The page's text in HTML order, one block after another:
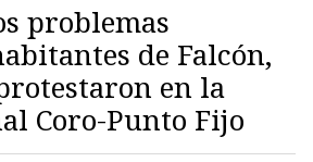
problemas
de Falcón,
en la
Coro-Punto Fijo